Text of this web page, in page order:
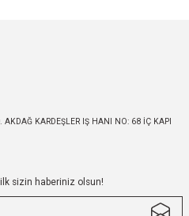
KARDEŞLER IŞ HANI NO: 68 İÇ KAPI
sizin haberiniz olsun!